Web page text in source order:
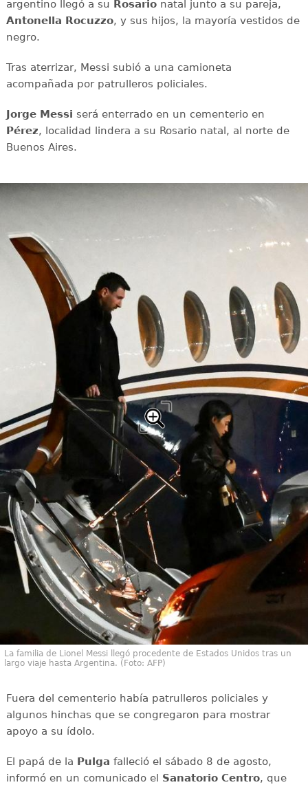
argentino llegó a su Rosarionatal junto a su pareja,
Antonella Rocuzzo, y sus hijos, la mayoría vestidos de
negro.
Tras aterrizar, Messi subió a una camioneta
acompañada por patrulleros policiales.
Jorge Messi será enterrado en un cementerio en
Pérez, localidad lindera a su Rosario natal, al norte de
Buenos Aires.
La familia de Lionel Messi llegó procedente de Estados Unidos tras un
largo viaje hasta Argentina. (Foto: AFP)
Fuera del cementerio había patrulleros policiales y
algunos hinchas que se congregaron para mostrar
apoyo a su ídolo.
El papá de la Pulga falleció el sábado 8 de agosto,
informó en un comunicado el Sanatorio Centro, que